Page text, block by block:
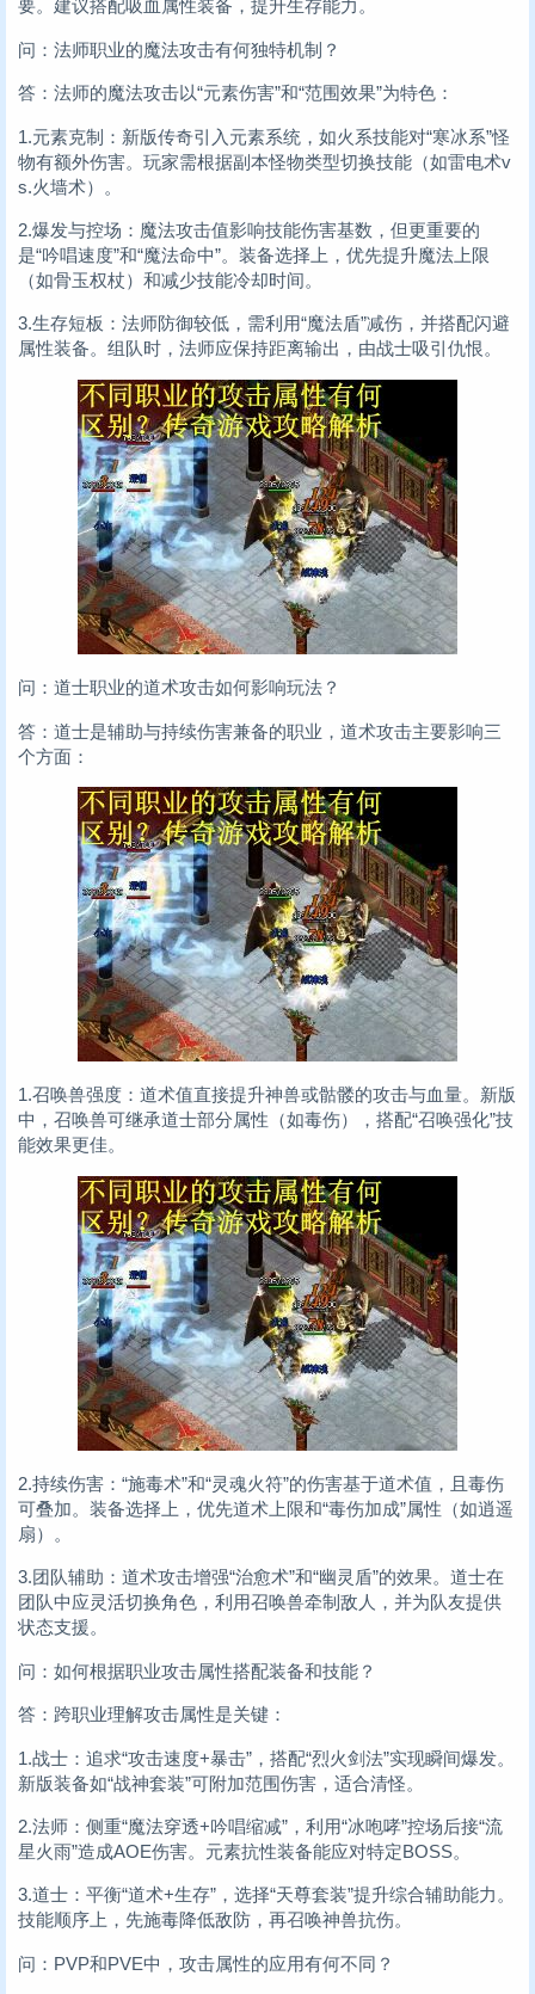
要。建议搭配吸血属性装备，提升生存能力。
问：法师职业的魔法攻击有何独特机制？
答：法师的魔法攻击以“元素伤害”和“范围效果”为特色：
1.元素克制：新版传奇引入元素系统，如火系技能对“寒冰系”怪
物有额外伤害。玩家需根据副本怪物类型切换技能（如雷电术v
s.火墙术）。
2.爆发与控场：魔法攻击值影响技能伤害基数，但更重要的
是“吟唱速度”和“魔法命中”。装备选择上，优先提升魔法上限
（如骨玉权杖）和减少技能冷却时间。
3.生存短板：法师防御较低，需利用“魔法盾”减伤，并搭配闪避
属性装备。组队时，法师应保持距离输出，由战士吸引仇恨。
问：道士职业的道术攻击如何影响玩法？
答：道士是辅助与持续伤害兼备的职业，道术攻击主要影响三
个方面：
1.召唤兽强度：道术值直接提升神兽或骷髅的攻击与血量。新版
中，召唤兽可继承道士部分属性（如毒伤），搭配“召唤强化”技
能效果更佳。
2.持续伤害：“施毒术”和“灵魂火符”的伤害基于道术值，且毒伤
可叠加。装备选择上，优先道术上限和“毒伤加成”属性（如逍遥
扇）。
3.团队辅助：道术攻击增强“治愈术”和“幽灵盾”的效果。道士在
团队中应灵活切换角色，利用召唤兽牵制敌人，并为队友提供
状态支援。
问：如何根据职业攻击属性搭配装备和技能？
答：跨职业理解攻击属性是关键：
1.战士：追求“攻击速度+暴击”，搭配“烈火剑法”实现瞬间爆发。
新版装备如“战神套装”可附加范围伤害，适合清怪。
2.法师：侧重“魔法穿透+吟唱缩减”，利用“冰咆哮”控场后接“流
星火雨”造成AOE伤害。元素抗性装备能应对特定BOSS。
3.道士：平衡“道术+生存”，选择“天尊套装”提升综合辅助能力。
技能顺序上，先施毒降低敌防，再召唤神兽抗伤。
问：PVP和PVE中，攻击属性的应用有何不同？